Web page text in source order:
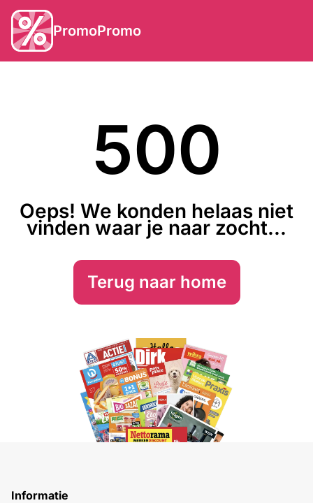
PromoPromo
500
Oeps! We konden helaas niet
vinden waar je naar zocht...
Terug naar home
Informatie